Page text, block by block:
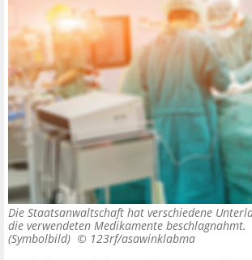
Die Staatsanwaltschaft hat verschiedene
die verwendeten Medikamente beschlagnahmt.
(Symbolbild) © 123rf/asawinklabma